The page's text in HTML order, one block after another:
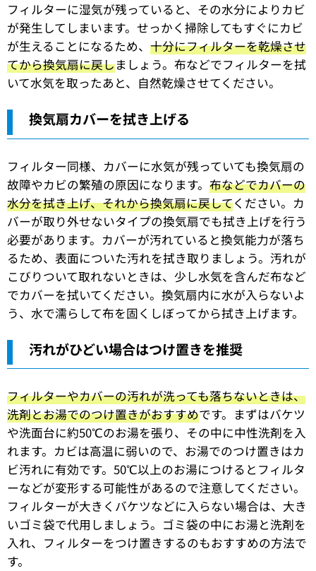
フィルターに湿気が残っていると、その水分によりカビ
が発生してしまいます。せっかく掃除してもすぐにカビ
が生えることになるため、 十分にフィルターを乾燥させ
てから換気扇に戻しましょう。布などでフィルターを拭
いて水気を取ったあと、自然乾燥させてください。
換気扇カバーを拭き上げる
フィルター同様、カバーに水気が残っていても換気扇の
故障やカビの繁殖の原因になります。 布などでカバーの
水分を拭き上げ、それから換気扇に戻してください。カ
バーが取り外せないタイプの換気扇でも拭き上げを行う
必要があります。カバーが汚れていると換気能力が落ち
るため、表面についた汚れを拭き取りましょう。汚れが
こびりついて取れないときは、少し水気を含んだ布など
でカバーを拭いてください。換気扇内に水が入らないよ
う、水で濡らして布を固くしぼってから拭き上げます。
汚れがひどい場合はつけ置きを推奨
フィルターやカバーの汚れが洗っても落ちないときは、
洗剤とお湯でのつけ置きがおすすめです。まずはバケツ
や洗面台に約50℃のお湯を張り、その中に中性洗剤を入
れます。カビは高温に弱いので、お湯でのつけ置きはカ
ビ汚れに有効です。50℃以上のお湯につけるとフィルタ
ーなどが変形する可能性があるので注意してください。
フィルターが大きくバケツなどに入らない場合は、大き
いゴミ袋で代用しましょう。ゴミ袋の中にお湯と洗剤を
入れ、フィルターをつけ置きするのもおすすめの方法で
す。